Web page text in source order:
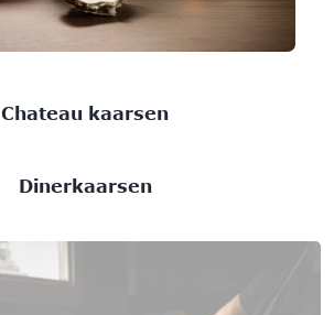
Chateau kaarsen
Dinerkaarsen